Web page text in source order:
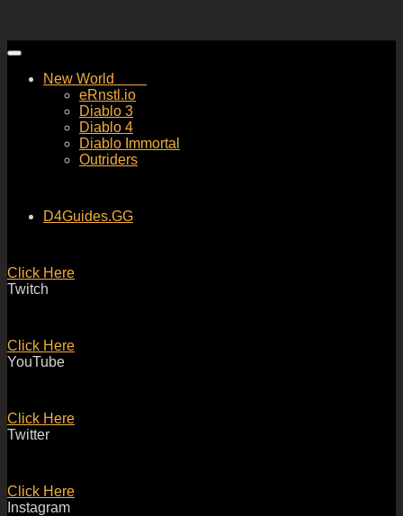
Skip
contentNew World
eRnstl.io
Diablo 3
Diablo 4
Diablo Immortal
Outriders
D4Guides.GG
Click Here
Twitch
Click Here
YouTube
Click Here
Twitter
Click Here
Instagram